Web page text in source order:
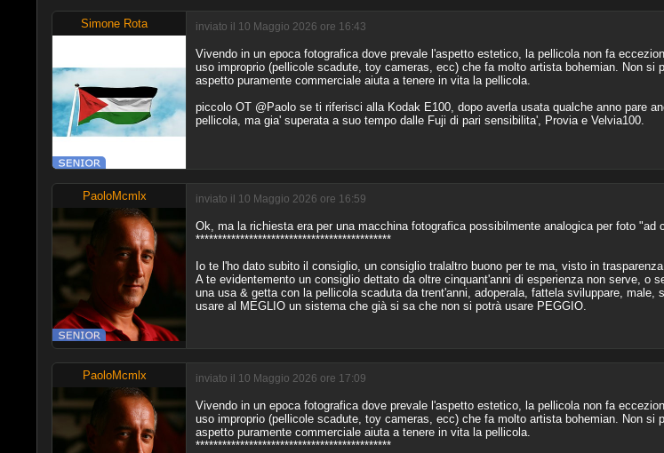
Simone Rota inviato il 10 Maggio 2026 ore 16:43
Vivendo in un epoca fotografica dove prevale l'aspetto estetico, la pellicola non fa
uso improprio (pellicole scadute, toy cameras, ecc) che fa molto artista bohemian. Non si
aspetto puramente commerciale aiuta a tenere in vita la pellicola.
piccolo OT @Paolo se ti riferisci alla Kodak E100, dopo averla usata qualche anno pare
pellicola, ma gia' superata a suo tempo dalle Fuji di pari sensibilita', Provia e Velvia100.
PaoloMcmlx inviato il 10 Maggio 2026 ore 16:59
Ok, ma la richiesta era per una macchina fotografica possibilmente analogica per foto "ad
********************************************
Io te l'ho dato subito il consiglio, un consiglio tralaltro buono per te ma, visto in
A te evidentemento un consiglio dettato da oltre cinquant'anni di esperienza non serve, o
una usa & getta con la pellicola scaduta da trent'anni, adoperala, fattela sviluppare,
usare al MEGLIO un sistema che già si sa che non si potrà usare PEGGIO.
PaoloMcmlx inviato il 10 Maggio 2026 ore 17:09
Vivendo in un epoca fotografica dove prevale l'aspetto estetico, la pellicola non fa
uso improprio (pellicole scadute, toy cameras, ecc) che fa molto artista bohemian. Non si
aspetto puramente commerciale aiuta a tenere in vita la pellicola.
********************************************